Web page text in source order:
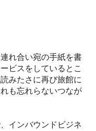
れ合い宛の手紙を書
ビスをしているとこ
みたさに再び旅館に
も忘れらないつなが
インバウンドビジネ